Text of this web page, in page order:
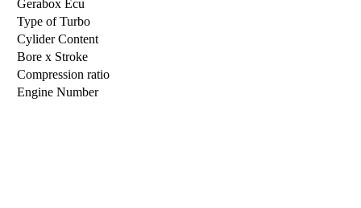
Gerabox Ecu
Type of Turbo
Cylider Content
Bore x Stroke
Compression ratio
Engine Number